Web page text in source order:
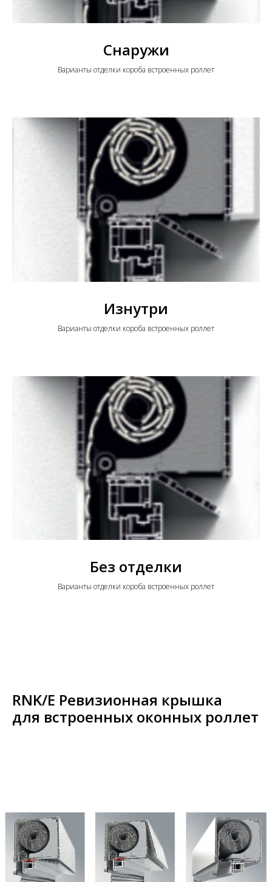
Снаружи
Варианты отделки короба встроенных роллет
Изнутри
Варианты отделки короба встроенных роллет
Без отделки
Варианты отделки короба встроенных роллет
RNK/E Ревизионная крышка
для встроенных оконных роллет